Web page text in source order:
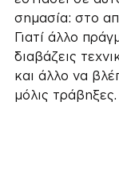
σημασία: στο
Γιατί άλλο
διαβάζεις
και άλλο να
μόλις τράβηξες.